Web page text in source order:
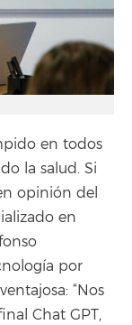
en todos
la salud. Si
opinión del
en
por
“Nos
Chat GPT,